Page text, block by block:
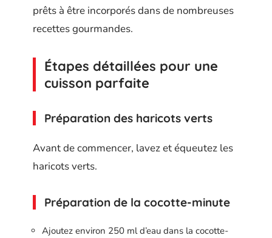
prêts à être incorporés dans de nombreuses
recettes gourmandes.
Étapes détaillées pour une
cuisson parfaite
Préparation des haricots verts
Avant de commencer, lavez et équeutez les
haricots verts.
Préparation de la cocotte-minute
Ajoutez environ 250 ml d’eau dans la cocotte-